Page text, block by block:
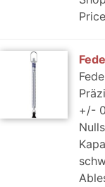
+/-